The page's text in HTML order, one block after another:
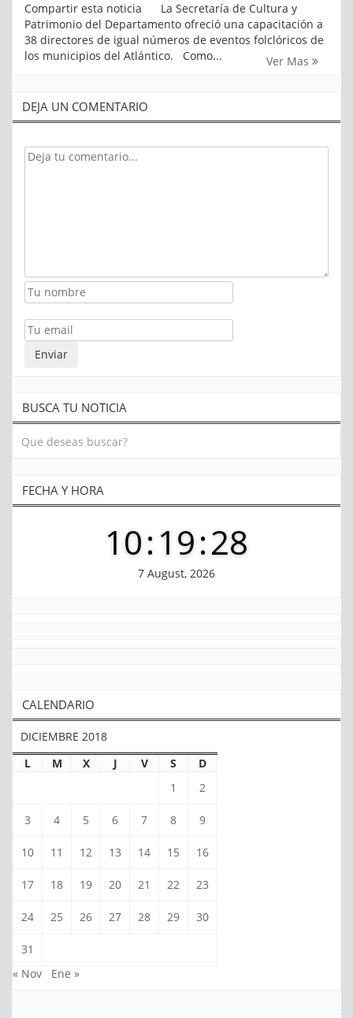
Compartir esta noticia La Secretaría de Cultura y
Patrimonio del Departamento ofreció una capacitación a
38 directores de igual números de eventos folclóricos de
los municipios del Atlántico. Como...
Ver Mas
DEJA UN COMENTARIO
BUSCA TU NOTICIA
FECHA Y HORA
10:19:28
7 August, 2026
CALENDARIO
DICIEMBRE 2018
L
M X J V S
D
1
2
3 4 5 6 7 8 9
10 11 12 13 14 15 16
17 18 19 20 21 22 23
24 25 26 27 28 29 30
31
« Nov
Ene »